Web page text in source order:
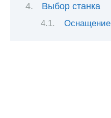
Выбор станка
Оснащение